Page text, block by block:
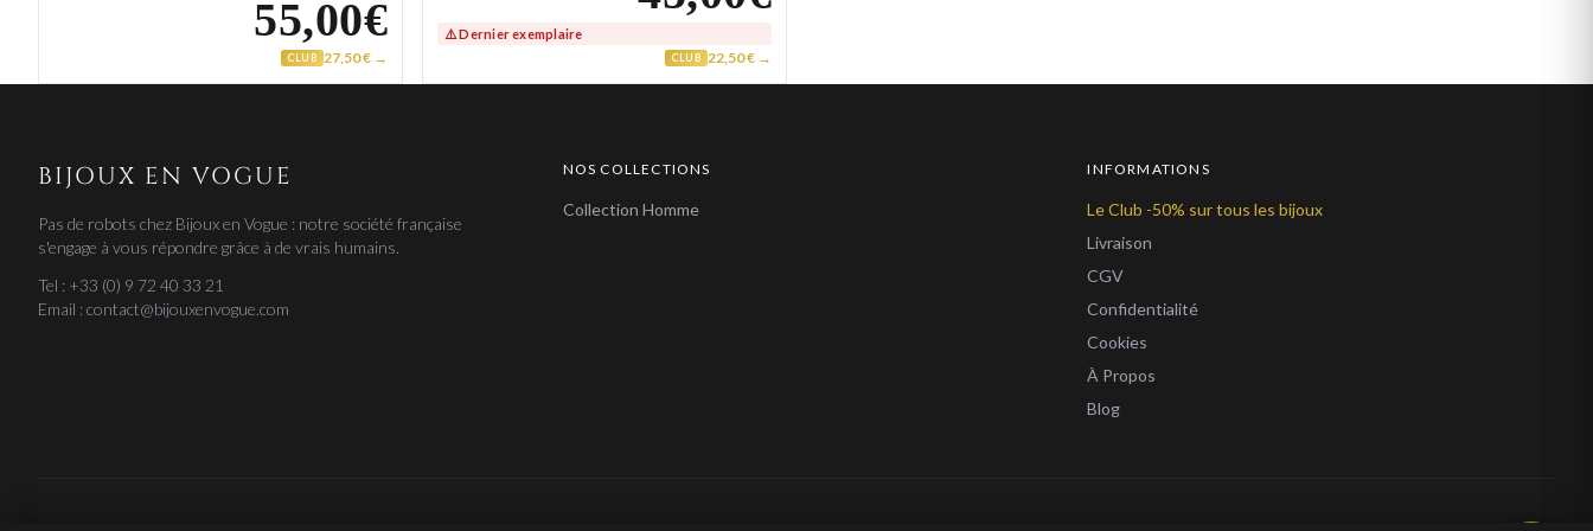
55,00€
CLUB 27,50 € →
⚠️ Dernier exemplaire
CLUB 22,50 € →
BIJOUX EN VOGUE
Pas de robots chez Bijoux en Vogue : notre société française
s'engage à vous répondre grâce à de vrais humains.
Tel : +33 (0) 9 72 40 33 21
Email : contact@bijouxenvogue.com
NOS COLLECTIONS
Collection Homme
INFORMATIONS
Le Club -50% sur tous les bijoux
Livraison
CGV
Confidentialité
Cookies
À Propos
Blog